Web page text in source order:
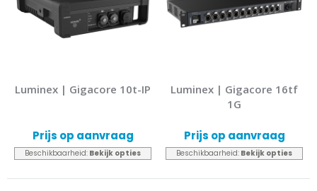
Luminex | Gigacore 10t-IP
Prijs op aanvraag
Beschikbaarheid: Bekijk opties
Luminex | Gigacore 16tf
1G
Prijs op aanvraag
Beschikbaarheid: Bekijk opties